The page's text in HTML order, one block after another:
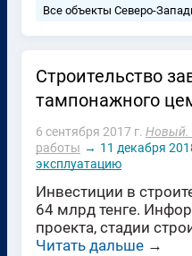
Все объекты Северо-
Строительство
тампонажного
6 сентября 2017 г. Новый.
работы → 11 декабря
эксплуатацию
Инвестиции в
64 млрд тенге.
проекта, стадии
Читать дальше →